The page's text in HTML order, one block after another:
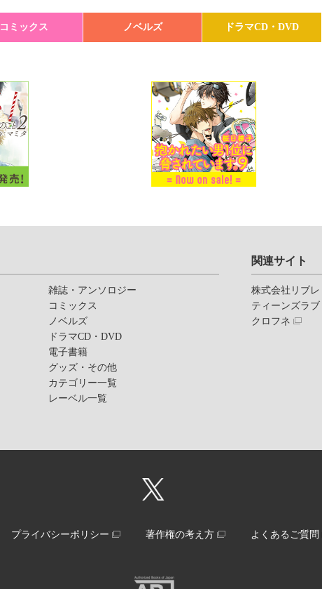
コミックス ノベルズ ドラマCD・DVD
雑誌・アンソロジー
コミックス
ノベルズ
ドラマCD・DVD
電子書籍
グッズ・その他
カテゴリー一覧
レーベル一覧
関連サイト
株式会社リブレ
ティーンズラ
クロフネ
プライバシーポリシー 著作権の考え方 よくあるご質問